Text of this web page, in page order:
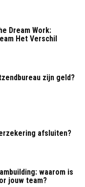
Dream Work:
Het Verschil
zijn geld?
afsluiten?
waarom is
jouw team?